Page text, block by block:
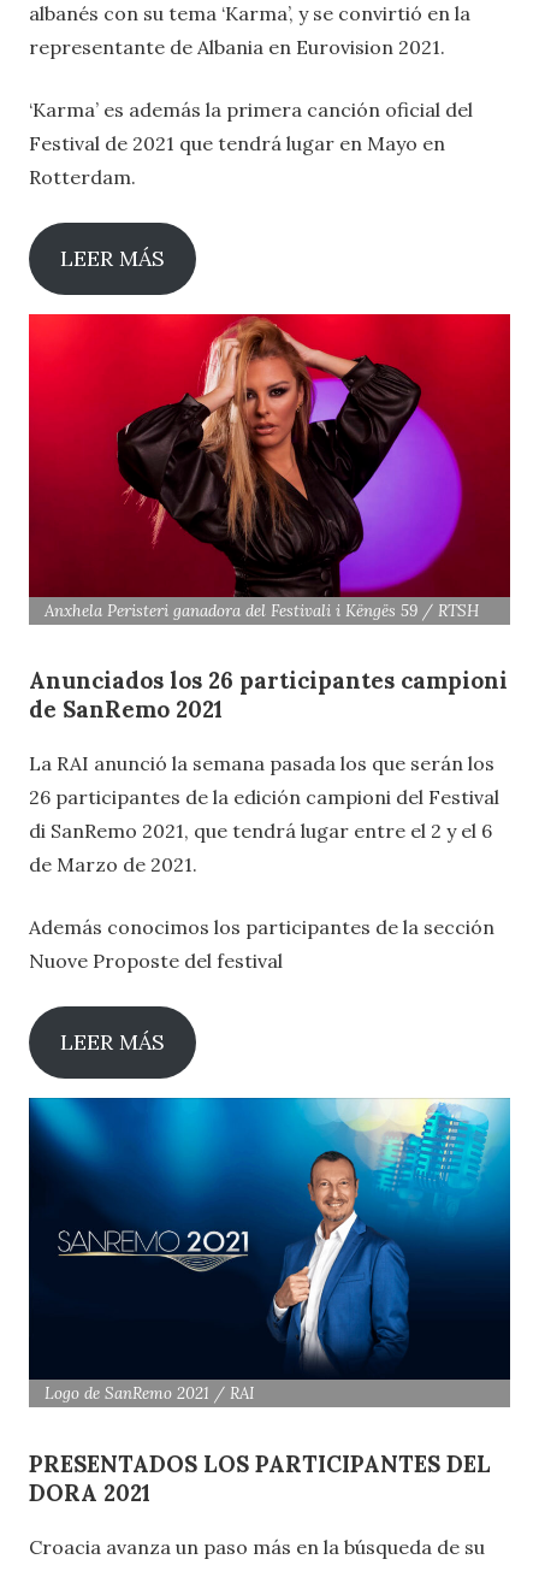
albanés con su tema ‘Karma’, y se convirtió en la
representante de Albania en Eurovision 2021.
‘Karma’ es además la primera canción oficial del
Festival de 2021 que tendrá lugar en Mayo en
Rotterdam.
LEER MÁS
Anxhela Peristeri ganadora del Festivali i Këngës 59 / RTSH
Anunciados los 26 participantes campioni
de SanRemo 2021
La RAI anunció la semana pasada los que serán los
26 participantes de la edición campioni del Festival
di SanRemo 2021, que tendrá lugar entre el 2 y el 6
de Marzo de 2021.
Además conocimos los participantes de la sección
Nuove Proposte del festival
LEER MÁS
Logo de SanRemo 2021 / RAI
PRESENTADOS LOS PARTICIPANTES DEL
DORA 2021
Croacia avanza un paso más en la búsqueda de su